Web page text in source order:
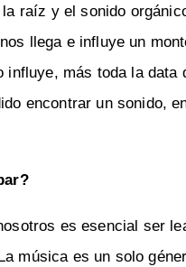
raíz y el sonido
llega e influye un
más toda la
encontrar un sonido,
es esencial ser
música es un solo